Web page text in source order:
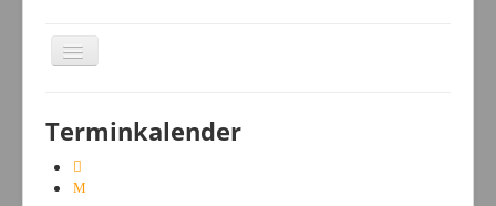
Navigation
an/aus
Tanzschule
Kursangebot
Terminkalender